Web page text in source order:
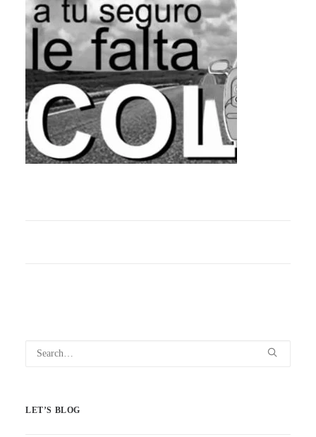
LET’S BLOG